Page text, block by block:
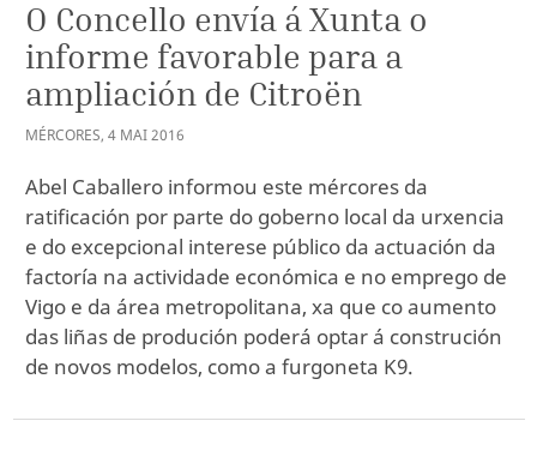
O Concello envía á Xunta o
informe favorable para a
ampliación de Citroën
MÉRCORES, 4 MAI2016
Abel Caballero informou este mércores da
ratificación por parte do goberno local da urxencia
e do excepcional interese público da actuación da
factoría na actividade económica e no emprego de
Vigo e da área metropolitana, xa que co aumento
das liñas de produción poderá optar á construción
de novos modelos, como a furgoneta K9.